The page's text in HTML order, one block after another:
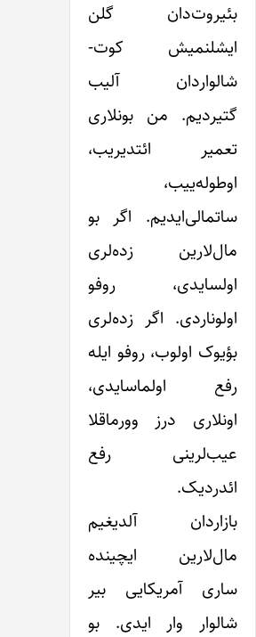
بئیروت‌دان گلن
ایشلنمیش کوت-
شالواردان آلیب
گتیردیم. من بونلاری
تعمیر ائتدیریب،
اوطوله‌ییب،
ساتمالی‌ایدیم. اگر بو
مال‌لارین زده‌لری
اولسایدی، روفو
اولوناردی. اگر زده‌لری
بؤیوک اولوب، روفو ایله
رفع اولماسایدی،
اونلاری درز وورماقلا
عیب‌لرینی رفع
ائدردیک.
بازاردان آلدیغیم
مال‌لارین ایچینده
ساری آمریکایی بیر
شالوار وار ایدی. بو